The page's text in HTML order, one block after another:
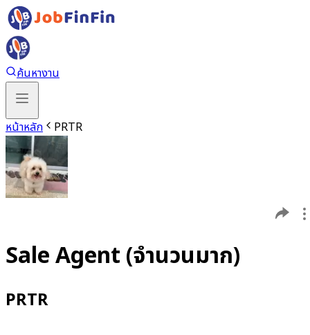
ค้นหางาน
หน้าหลัก PRTR
Sale Agent (จำนวนมาก)
PRTR